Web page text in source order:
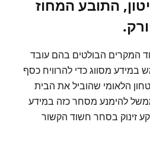
התובע המחוז
המקרים הבולטים בהם עובד
מסווג כדי להרוויח כסף
הלאומי שהוביל את הבית
להימנע מסחר כזה במידע
זינוק בסחר חשוד הקשור